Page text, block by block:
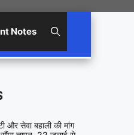
Notes
और सेवा बहाली की मांग